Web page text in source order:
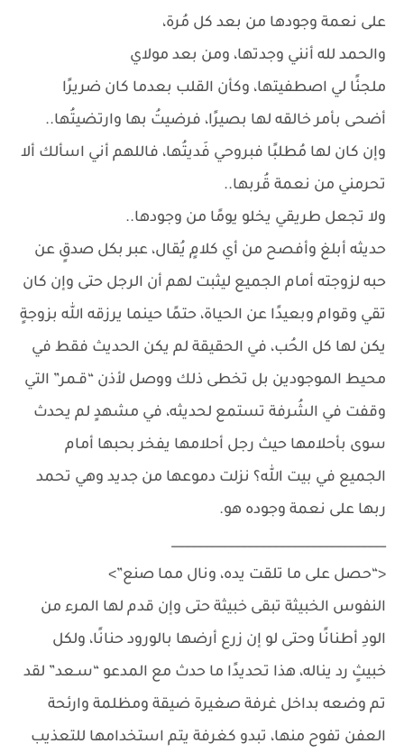
على نعمة وجودها من بعد كل مُرة،
والحمد لله أنني وجدتها، ومن بعد مولاي
ملجئًا لي اصطفيتها، وكأن القلب بعدما كان ضريرًا
أضحى بأمر خالقه لها بصيرًا، فرضيتُ بها وارتضيتُها..
وإن كان لها مُطلبًا فبروحي فَديتُها، فاللهم أني اسألك ألا
تحرمني من نعمة قُربها..
ولا تجعل طريقي يخلو يومًا من وجودها..
حديثه أبلغ وأفصح من أي كلامٍ يُقال، عبر بكل صدقٍ عن
حبه لزوجته أمام الجميع ليثبت لهم أن الرجل حتى وإن كان
تقي وقوام وبعيدًا عن الحياة، حتمًا حينما يرزقه الله بزوجةٍ
يكن لها كل الحُب، في الحقيقة لم يكن الحديث فقط في
محيط الموجودين بل تخطى ذلك ووصل لأذن “قـمر” التي
وقفت في الشُرفة تستمع لحديثه، في مشهدٍ لم يحدث
سوى بأحلامها حيث رجل أحلامها يفخر بحبها أمام
الجميع في بيت الله؟ نزلت دموعها من جديد وهي تحمد
ربها على نعمة وجوده هو.
__________________________________
<“حصل على ما تلقت يده، ونال مما صنع”>
النفوس الخبيثة تبقى خبيثة حتى وإن قدم لها المرء من
الودِ أطنانًا وحتى لو إن زرع أرضها بالورود حنانًا، ولكل
خبيثٍ رد يناله، هذا تحديدًا ما حدث مع المدعو “سـعد” لقد
تم وضعه بداخل غرفة صغيرة ضيقة ومظلمة وارئحة
العفن تفوح منها، تبدو كغرفة يتم استخدامها للتعذيب